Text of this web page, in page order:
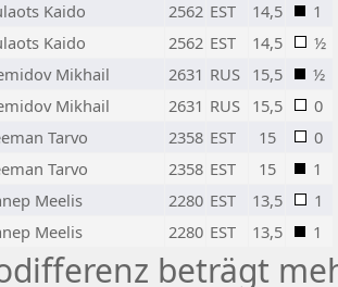
Kaido 2562 EST 14,5
1
Kaido 2562 EST 14,5
½
Mikhail 2631 RUS 15,5
½
Mikhail 2631 RUS 15,5
0
Tarvo 2358 EST 15
0
Tarvo 2358 EST 15
1
Meelis 2280 EST 13,5
1
Meelis 2280 EST 13,5 1
beträgt